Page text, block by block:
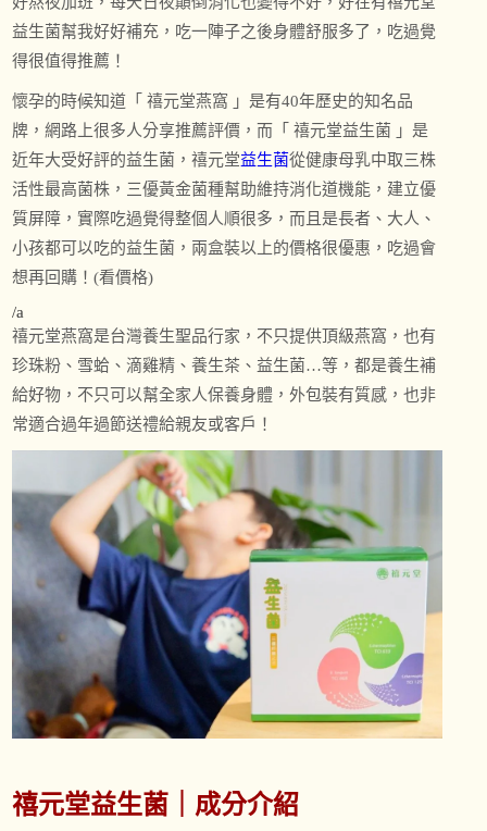
益生菌幫我好好補充，吃一陣子之後身體舒服多了，吃過覺
得很值得推薦！
懷孕的時候知道「 禧元堂燕窩 」是有40年歷史的知名品
牌，網路上很多人分享推薦評價，而「 禧元堂益生菌 」是
近年大受好評的益生菌，禧元堂益生菌從健康母乳中取三株
活性最高菌株，三優黃金菌種幫助維持消化道機能，建立優
質屏障，實際吃過覺得整個人順很多，而且是長者、大人、
小孩都可以吃的益生菌，兩盒裝以上的價格很優惠，吃過會
想再回購！(看價格)
/a
禧元堂燕窩是台灣養生聖品行家，不只提供頂級燕窩，也有
珍珠粉、雪蛤、滴雞精、養生茶、益生菌…等，都是養生補
給好物，不只可以幫全家人保養身體，外包裝有質感，也非
常適合過年過節送禮給親友或客戶！
禧元堂益生菌｜成分介紹